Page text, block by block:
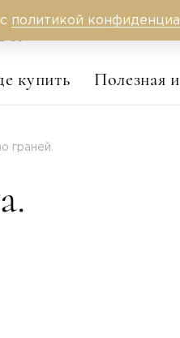
купить Полезная
граней.
политикой